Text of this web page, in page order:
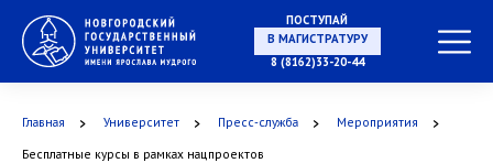
ПОСТУПАЙ
В МАГИСТРАТУРУ
8 (8162)33-20-44
Главная Университет Пресс-служба Мероприятия
Бесплатные курсы в рамках нацпроектов